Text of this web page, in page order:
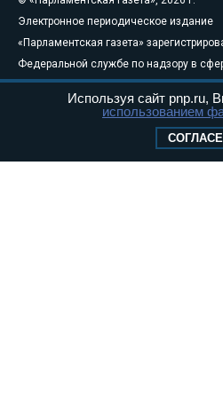
Электронное периодическое издание
«Парламентская газета»
Федеральной службе по надзору в
связи, информационных технологий и
массовых коммуникаций
Свидетельство о регистрации Эл №
Используя сайт pnp.ru,
использованием